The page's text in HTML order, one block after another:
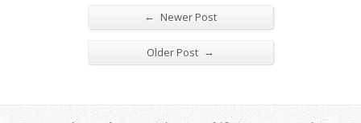
← Newer Post
Older Post →